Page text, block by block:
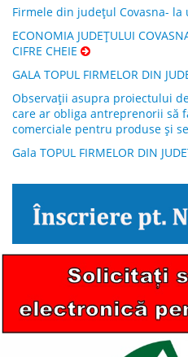
Firmele din județul Covasna- la
ECONOMIA JUDEȚULUI
CIFRE CHEIE
GALA TOPUL FIRMELOR DIN
Observații asupra proiectului
care ar obliga antreprenorii să
comerciale pentru produse și
Gala TOPUL FIRMELOR DIN